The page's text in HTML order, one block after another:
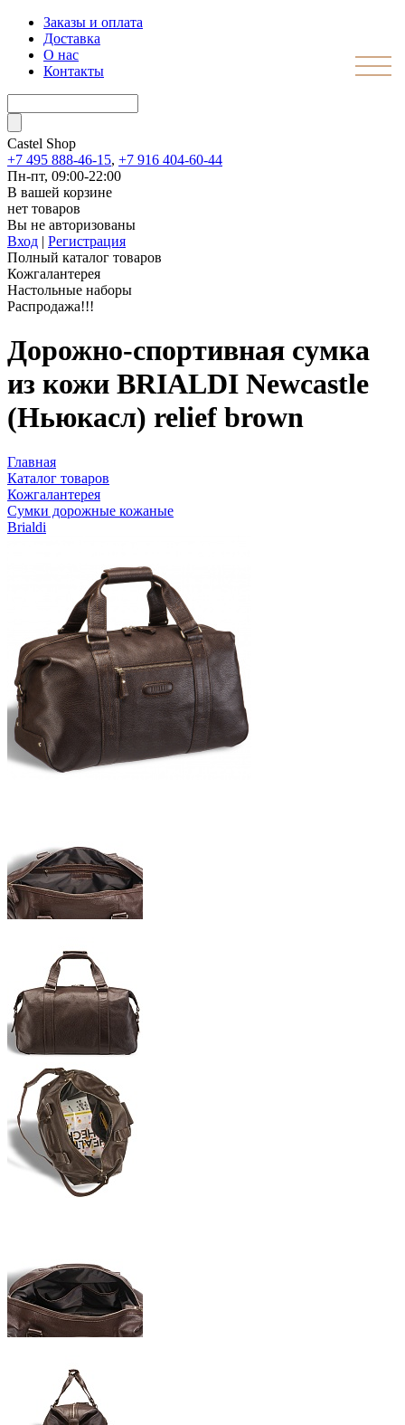
Заказы и оплата
Доставка
О нас
Контакты
Castel Shop
+7 495 888-46-15, +7 916 404-60-44
Пн-пт, 09:00-22:00
В вашей корзине
нет товаров
Вы не авторизованы
Вход | Регистрация
Полный каталог товаров
Кожгалантерея
Настольные наборы
Распродажа!!!
Дорожно-спортивная сумка
из кожи BRIALDI Newcastle
(Ньюкасл) relief brown
Главная
Каталог товаров
Кожгалантерея
Сумки дорожные кожаные
Brialdi